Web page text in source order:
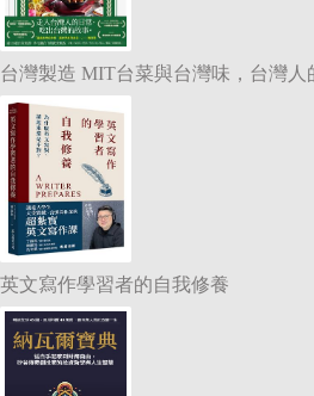
台灣製造 MIT台菜與台灣味，台灣人
英文寫作學習者的自我修養